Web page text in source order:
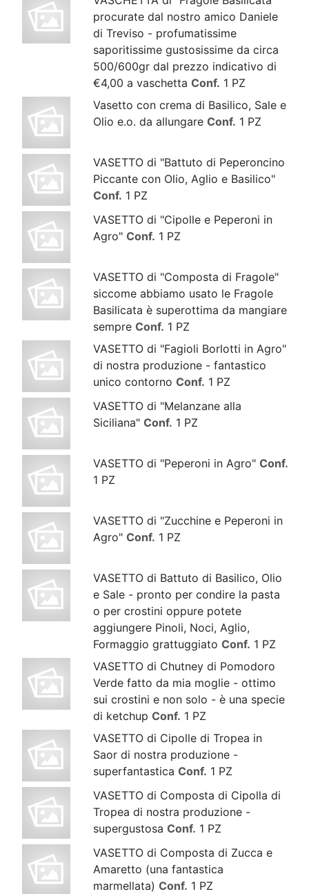
procurate dal nostro amico Daniele
di Treviso - profumatissime
saporitissime gustosissime da circa
500/600gr dal prezzo indicativo di
€4,00 a vaschetta Conf. 1 PZ
Vasetto con crema di Basilico, Sale e
Olio e.o. da allungare Conf. 1 PZ
VASETTO di "Battuto di Peperoncino
Piccante con Olio, Aglio e Basilico"
Conf. 1 PZ
VASETTO di "Cipolle e Peperoni in
Agro" Conf. 1 PZ
VASETTO di "Composta di Fragole"
siccome abbiamo usato le Fragole
Basilicata è superottima da mangiare
sempre Conf. 1 PZ
VASETTO di "Fagioli Borlotti in Agro"
di nostra produzione - fantastico
unico contorno Conf. 1 PZ
VASETTO di "Melanzane alla
Siciliana" Conf. 1 PZ
VASETTO di "Peperoni in Agro" Conf.
1 PZ
VASETTO di "Zucchine e Peperoni in
Agro" Conf. 1 PZ
VASETTO di Battuto di Basilico, Olio
e Sale - pronto per condire la pasta
o per crostini oppure potete
aggiungere Pinoli, Noci, Aglio,
Formaggio grattuggiato Conf. 1 PZ
VASETTO di Chutney di Pomodoro
Verde fatto da mia moglie - ottimo
sui crostini e non solo - è una specie
di ketchup Conf. 1 PZ
VASETTO di Cipolle di Tropea in
Saor di nostra produzione -
superfantastica Conf. 1 PZ
VASETTO di Composta di Cipolla di
Tropea di nostra produzione -
supergustosa Conf. 1 PZ
VASETTO di Composta di Zucca e
Amaretto (una fantastica
marmellata) Conf. 1 PZ